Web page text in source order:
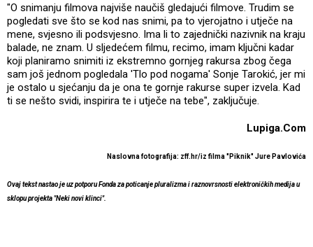
"O snimanju filmova najviše naučiš gledajući filmove. Trudim se
pogledati sve što se kod nas snimi, pa to vjerojatno i utječe na
mene, svjesno ili podsvjesno. Ima li to zajednički nazivnik na kraju
balade, ne znam. U sljedećem filmu, recimo, imam ključni kadar
koji planiramo snimiti iz ekstremno gornjeg rakursa zbog čega
sam još jednom pogledala 'Tlo pod nogama' Sonje Tarokić, jer mi
je ostalo u sjećanju da je ona te gornje rakurse super izvela. Kad
ti se nešto svidi, inspirira te i utječe na tebe", zaključuje.
Lupiga.Com
Naslovna fotografija: zff.hr/iz filma "Piknik" Jure Pavlovića
Ovaj tekst nastao je uz potporu Fonda za poticanje pluralizma i raznovrsnosti elektroničkih medija u
sklopu projekta "Neki novi klinci".